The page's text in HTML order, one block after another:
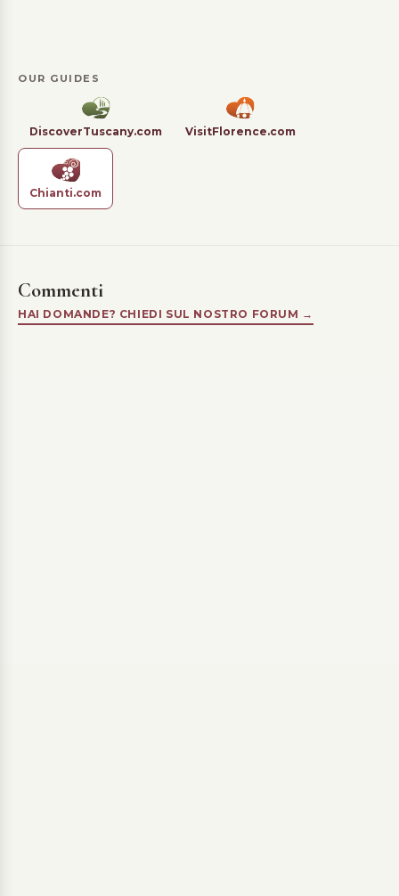
OUR GUIDES
DiscoverTuscany.com VisitFlorence.com
Chianti.com
Commenti
HAI DOMANDE? CHIEDI SUL NOSTRO FORUM →